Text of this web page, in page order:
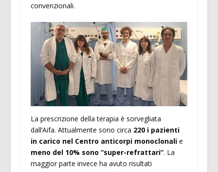
convenzionali.
La prescrizione della terapia è sorvegliata
dall’Aifa. Attualmente sono circa 220 i pazienti
in carico nel Centro anticorpi monoclonali e
meno del 10% sono “super-refrattari”. La
maggior parte invece ha avuto risultati